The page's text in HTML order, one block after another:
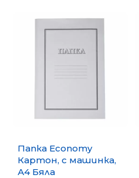
Папка Economy
Картон, с машинка,
А4 Бяла